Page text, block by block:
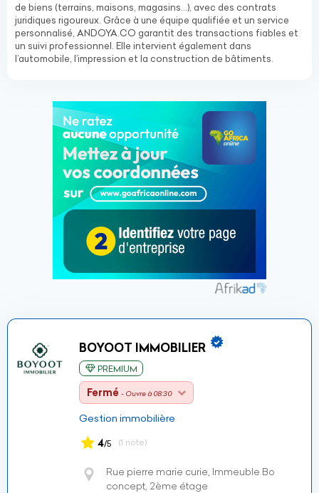
de biens (terrains, maisons, magasins…), avec des contrats
juridiques rigoureux. Grâce à une équipe qualifiée et un service
personnalisé, ANDOYA.CO garantit des transactions fiables et
un suivi professionnel. Elle intervient également dans
l’automobile, l’impression et la construction de bâtiments.
BOYOOT IMMOBILIER
PREMIUM
Fermé - Ouvre à 08:30
Gestion immobilière
4/5 (1 note)
Rue pierre marie curie, Immeuble Bo
concept, 2ème étage